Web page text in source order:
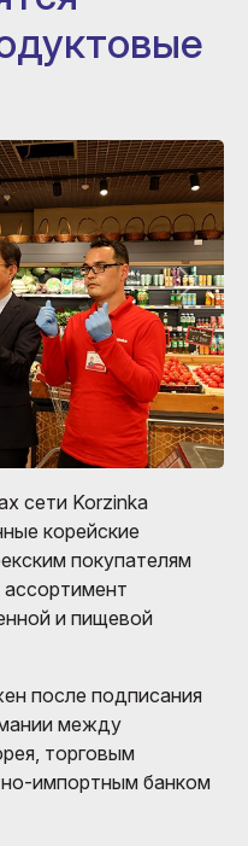
сети Korzinka
корейские
покупателям
и пищевой
после подписания
между
торговым
импортным банком